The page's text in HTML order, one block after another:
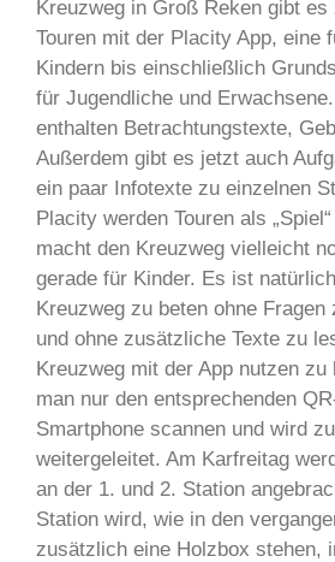
Kreuzweg in Groß Reken gibt
Touren mit der Placity App, eine
Kindern bis einschließlich
für Jugendliche und
enthalten Betrachtungstexte,
Außerdem gibt es jetzt auch
ein paar Infotexte zu einzelnen
Placity werden Touren als
macht den Kreuzweg vielleicht
gerade für Kinder. Es ist
Kreuzweg zu beten ohne Fragen
und ohne zusätzliche Texte zu
Kreuzweg mit der App nutzen zu
man nur den entsprechenden
Smartphone scannen und wird
weitergeleitet. Am Karfreitag
an der 1. und 2. Station
Station wird, wie in den
zusätzlich eine Holzbox stehen,